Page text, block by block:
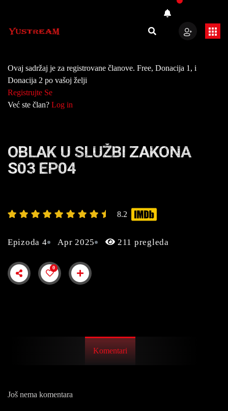
Ovaj sadržaj je za registrovane članove. Free, Donacija 1, i
Donacija 2 po vašoj želji
Registrujte Se
Već ste član? Log in
OBLAK U SLUŽBI ZAKONA
S03 EP04
8.2
Epizoda 4 Apr 2025 211 pregleda
0
Komentari
Još nema komentara